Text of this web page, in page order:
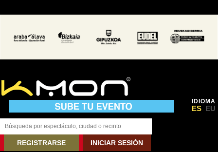
IDIOMA
ES EU
REGISTRARSE INICIAR SESIÓN